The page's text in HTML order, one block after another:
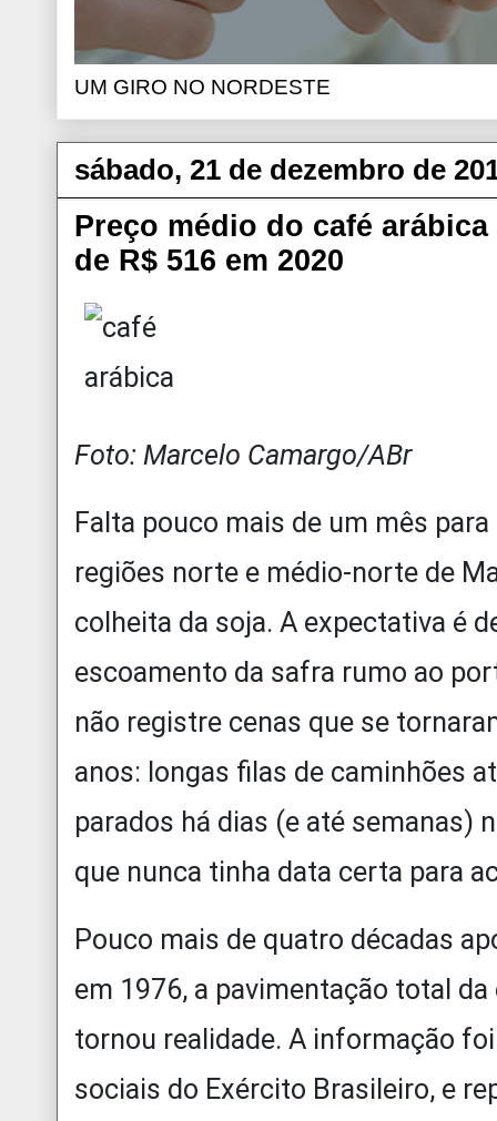
UM GIRO NO NORDESTE
sábado, 21 de dezembro de
Preço médio do café
de R$ 516 em 2020
Foto: Marcelo Camargo/ABr
Falta pouco mais de um mês
regiões norte e médio-norte de
colheita da soja. A expectativa é
escoamento da safra rumo ao
não registre cenas que se
anos: longas filas de caminhões
parados há dias (e até semanas)
que nunca tinha data certa para
Pouco mais de quatro décadas
em 1976, a pavimentação total
tornou realidade. A informação
sociais do Exército Brasileiro, e